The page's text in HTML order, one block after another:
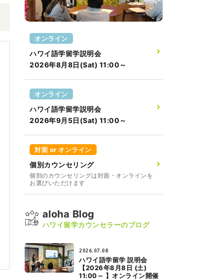
オンライン
ハワイ語学留学説明会
2026年8月8日(Sat) 11:00～
オンライン
ハワイ語学留学説明会
2026年9月5日(Sat) 11:00～
対面 or オンライン
個別カウンセリング
個別のカウンセリングは対面・オンラインを
お選びいただけます
aloha Blog
ハワイ留学カウンセラーのブログ
2026.07.08
ハワイ語学留学 説明会
【2026年8月8日 (土)
11:00～ 】オンライン開催